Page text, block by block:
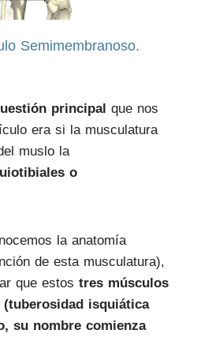
Semimembranoso.
principal que nos
era si la musculatura
muslo la
o
la anatomía
de esta musculatura),
que estos tres músculos
isquiática
su nombre comienza